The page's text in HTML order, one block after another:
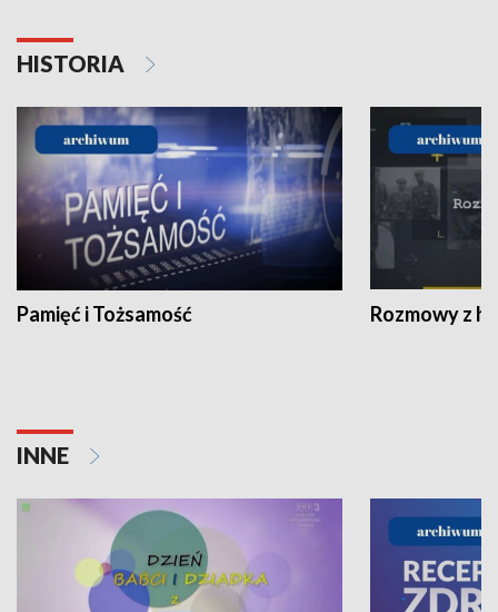
HISTORIA
Pamięć i Tożsamość Rozmowy z
INNE